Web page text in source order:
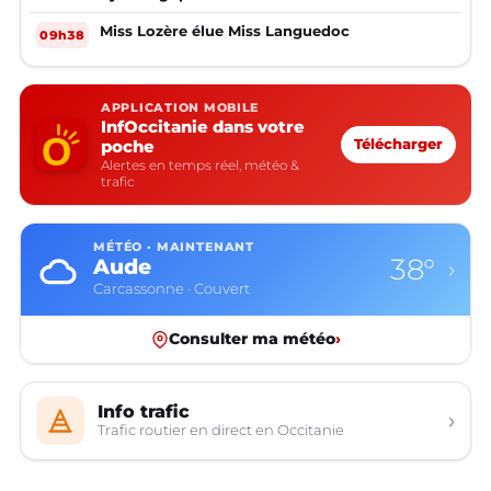
09h38 Miss Lozère élue Miss Languedoc
APPLICATION MOBILE
InfOccitanie dans votre
poche
Alertes en temps réel, météo &
trafic
Télécharger
MÉTÉO · MAINTENANT
Aude
Carcassonne · Couvert
38° ›
Consulter ma météo›
Info trafic
Trafic routier en direct en Occitanie ›